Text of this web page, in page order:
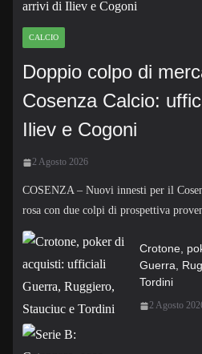
CALCIO
Doppio colpo di
Cosenza Calcio:
Iliev e Cogoni
2 Agosto 2026
COSENZA – Nuovi innesti per il
rosa con due colpi di prospettiva
Crotone,
Guerra,
Tordini
2 Agosto